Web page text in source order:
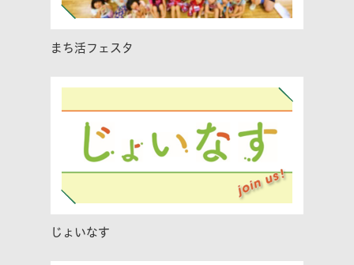
まち活フェスタ
じょいなす